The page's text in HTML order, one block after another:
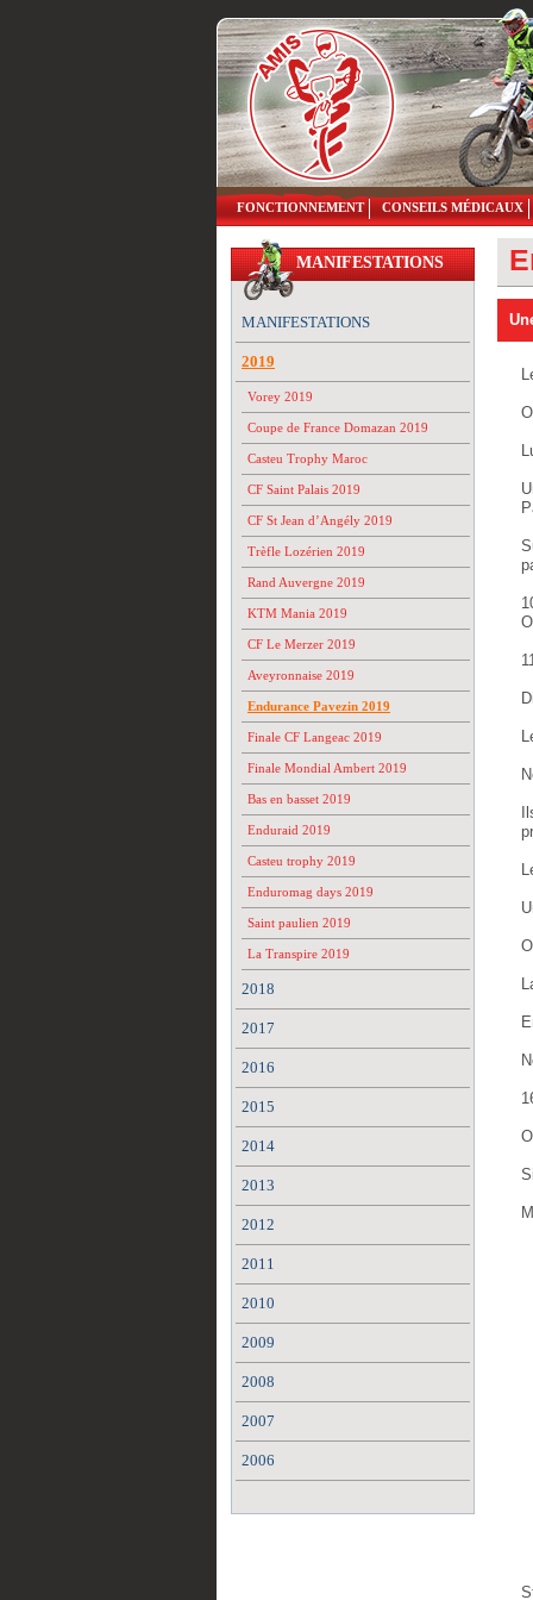
FONCTIONNEMENT CONSEILS MÉDICAUX
MANIFESTATIONS
MANIFESTATIONS
2019
Vorey 2019
Coupe de France Domazan 2019
Casteu Trophy Maroc
CF Saint Palais 2019
CF St Jean d’Angély 2019
Trèfle Lozérien 2019
Rand Auvergne 2019
KTM Mania 2019
CF Le Merzer 2019
Aveyronnaise 2019
Endurance Pavezin 2019
Finale CF Langeac 2019
Finale Mondial Ambert 2019
Bas en basset 2019
Enduraid 2019
Casteu trophy 2019
Enduromag days 2019
Saint paulien 2019
La Transpire 2019
2018
2017
2016
2015
2014
2013
2012
2011
2010
2009
2008
2007
2006